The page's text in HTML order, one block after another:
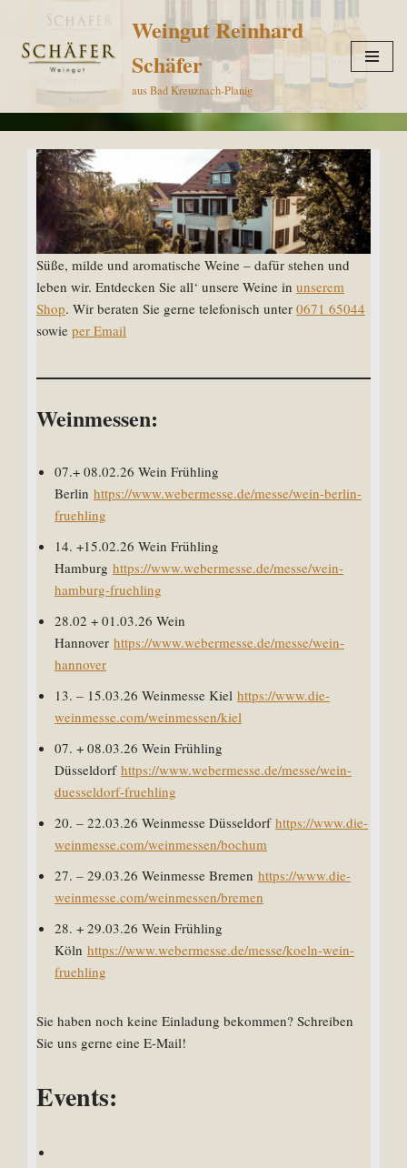
Zum
springen
Weingut Reinhard
Schäfer
aus Bad Kreuznach-Planig
Süße, milde und aromatische Weine – dafür stehen und
leben wir. Entdecken Sie all‘ unsere Weine in unserem
Shop. Wir beraten Sie gerne telefonisch unter 0671 65044
sowie per Email
Weinmessen:
07.+ 08.02.26 Wein Frühling
Berlin https://www.webermesse.de/messe/wein-berlin-
fruehling
14. +15.02.26 Wein Frühling
Hamburg https://www.webermesse.de/messe/wein-
hamburg-fruehling
28.02 + 01.03.26 Wein
Hannover https://www.webermesse.de/messe/wein-
hannover
13. – 15.03.26 Weinmesse Kiel https://www.die-
weinmesse.com/weinmessen/kiel
07. + 08.03.26 Wein Frühling
Düsseldorf https://www.webermesse.de/messe/wein-
duesseldorf-fruehling
20. – 22.03.26 Weinmesse Düsseldorf https://www.die-
weinmesse.com/weinmessen/bochum
27. – 29.03.26 Weinmesse Bremen https://www.die-
weinmesse.com/weinmessen/bremen
28. + 29.03.26 Wein Frühling
Köln https://www.webermesse.de/messe/koeln-wein-
fruehling
Sie haben noch keine Einladung bekommen? Schreiben
Sie uns gerne eine E-Mail!
Events: